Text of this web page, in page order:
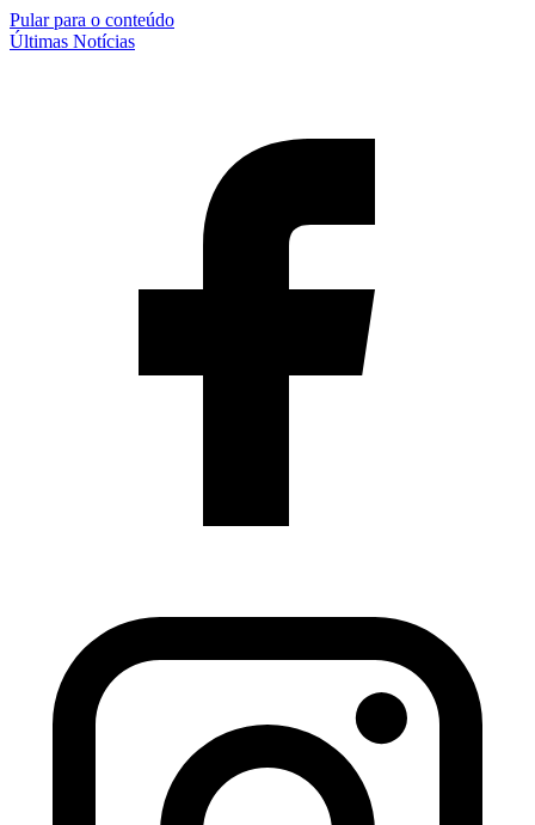
Pular para o conteúdo
Últimas Notícias